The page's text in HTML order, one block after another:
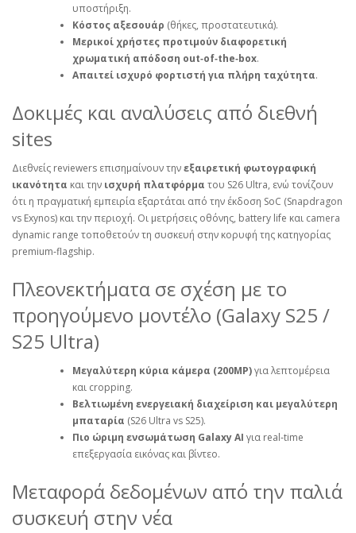
υποστήριξη.
Κόστος αξεσουάρ (θήκες, προστατευτικά).
Μερικοί χρήστες προτιμούν διαφορετική
χρωματική απόδοση out‑of‑the‑box.
Απαιτεί ισχυρό φορτιστή για πλήρη ταχύτητα.
Δοκιμές και αναλύσεις από διεθνή
sites
Διεθνείς reviewers επισημαίνουν τηνεξαιρετική φωτογραφική
ικανότητα και την ισχυρή πλατφόρμα του S26 Ultra, ενώ τονίζουν
ότι η πραγματική εμπειρία εξαρτάται από την έκδοση SoC (Snapdragon
vs Exynos) και την περιοχή. Οι μετρήσεις οθόνης, battery life και camera
dynamic range τοποθετούν τη συσκευή στην κορυφή της κατηγορίας
premium‑flagship.
Πλεονεκτήματα σε σχέση με το
προηγούμενο μοντέλο (Galaxy S25 /
S25 Ultra)
Μεγαλύτερη κύρια κάμερα (200MP)για λεπτομέρεια
και cropping.
Βελτιωμένη ενεργειακή διαχείριση και μεγαλύτερη
μπαταρία (S26 Ultra vs S25).
Πιο ώριμη ενσωμάτωση Galaxy AI για real‑time
επεξεργασία εικόνας και βίντεο.
Μεταφορά δεδομένων από την παλιά
συσκευή στην νέα